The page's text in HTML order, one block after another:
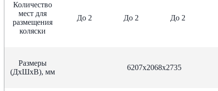
Количество
мест для
размещения
коляски
До 2 До 2 До 2
Размеры
(ДхШхВ), мм
6207х2068х2735